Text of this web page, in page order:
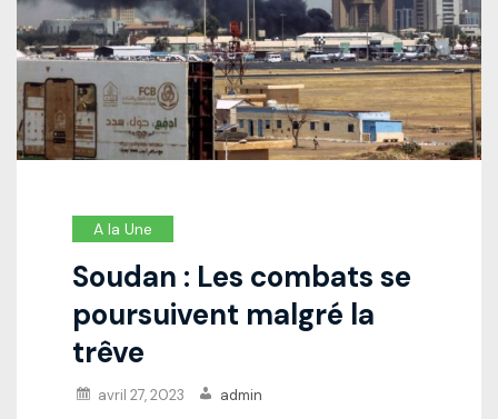
A la Une
Soudan : Les combats se
poursuivent malgré la
trêve
avril 27, 2023 admin